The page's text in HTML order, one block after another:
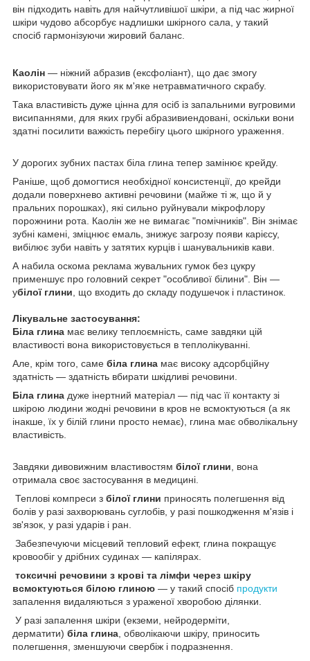
він підходить навіть для найчутливішої шкіри, а під час жирної
шкіри чудово абсорбує надлишки шкірного сала, у такий
спосіб гармонізуючи жировий баланс.
Каолін — ніжний абразив (ексфоліант), що дає змогу
використовувати його як м'яке нетравматичного скрабу.
Така властивість дуже цінна для осіб із запальними вугровими
висипаннями, для яких грубі абразивиендовані, оскільки вони
здатні посилити важкість перебігу цього шкірного ураження.
У дорогих зубних пастах біла глина тепер замінює крейду.
Раніше, щоб домогтися необхідної консистенції, до крейди
додали поверхнево активні речовини (майже ті ж, що й у
пральних порошках), які сильно руйнували мікрофлору
порожнини рота. Каолін же не вимагає "помічників". Він знімає
зубні камені, зміцнює емаль, знижує загрозу появи карієсу,
вибілює зуби навіть у затятих курців і шанувальників кави.
А набила оскома реклама жувальних гумок без цукру
применшує про головний секрет "особливої білини". Він —
убілої глини , що входить до складу подушечок і пластинок.
Лікувальне застосування:
Біла глина має велику теплоємність, саме завдяки цій
властивості вона використовується в теплолікуванні.
Але, крім того, саме біла глина має високу адсорбційну
здатність — здатність вбирати шкідливі речовини.
Біла глина дуже інертний матеріал — під час її контакту зі
шкірою людини жодні речовини в кров не всмоктуються (а як
інакше, їх у білій глини просто немає), глина має обволікальну
властивість.
Завдяки дивовижним властивостям білої глини , вона
отримала своє застосування в медицині.
Теплові компреси з білої глини приносять полегшення від
болів у разі захворювань суглобів, у разі пошкодження м'язів і
зв'язок, у разі ударів і ран.
Забезпечуючи місцевий тепловий ефект, глина покращує
кровообіг у дрібних судинах — капілярах.
токсичні речовини з крові та лімфи через шкіру
всмоктуються білою глиною — у такий спосіб продукти
запалення видаляються з ураженої хворобою ділянки.
У разі запалення шкіри (екземи, нейродерміти,
дерматити) біла глина , обволікаючи шкіру, приносить
полегшення, зменшуючи свербіж і подразнення.